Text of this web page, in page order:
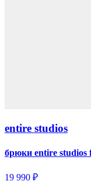
entire studios
брюки entire studios
19 990 ₽